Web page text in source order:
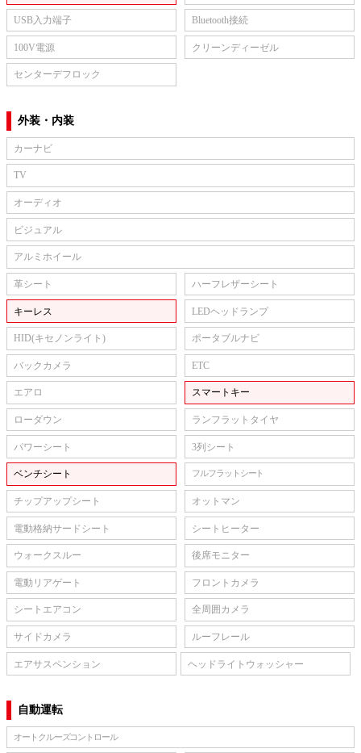
USB入力端子 Bluetooth接続
100V電源 クリーンディーゼル
センターデフロック
外装・内装
カーナビ
TV
オーディオ
ビジュアル
アルミホイール
革シート ハーフレザーシート
キーレス LEDヘッドランプ
HID(キセノンライト) ポータブルナビ
バックカメラ ETC
エアロ スマートキー
ローダウン ランフラットタイヤ
パワーシート 3列シート
ベンチシート フルフラットシート
チップアップシート オットマン
電動格納サードシート シートヒーター
ウォークスルー 後席モニター
電動リアゲート フロントカメラ
シートエアコン 全周囲カメラ
サイドカメラ ルーフレール
エアサスペンション ヘッドライトウォッシャー
自動運転
オートクルーズコントロール